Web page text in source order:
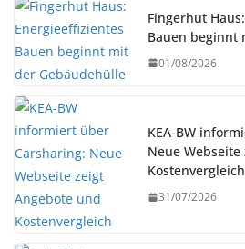
Fingerhut
Bauen beginnt
01/08/2026
KEA-BW
Neue
Kostenvergleich
31/07/2026